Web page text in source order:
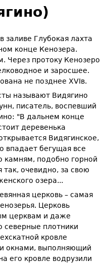
заливе Глубокая лахта
конце Кенозера.
Через протоку Кенозеро
и заросшее.
не позднее XVIв.
называют Видягино
писатель, воспевший
"В дальнем конце
деревенька
Видягинское,
впадает бегущая все
камням, подобно горной
очевидно, за свою
озера...
церковь – самая
Церковь
церквам и даже
северные плотники
кровле
окнами, выполняющий
его кровле водрузили